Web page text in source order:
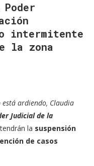
intermitente
la zona
está ardiendo, Claudia
Judicial de la
la suspensión
de casos